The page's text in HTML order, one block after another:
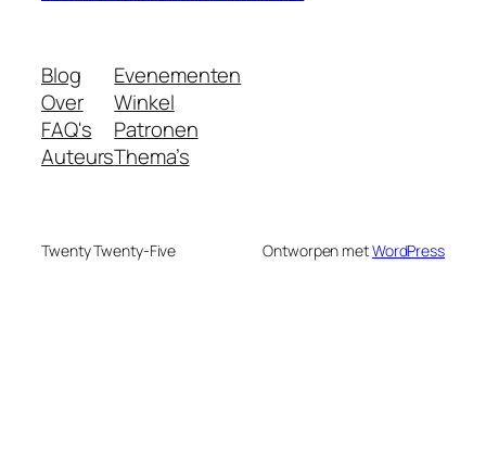
Blog
Over
FAQ's
Auteurs
Evenementen
Winkel
Patronen
Thema’s
Twenty Twenty-Five Ontworpen metWordPress